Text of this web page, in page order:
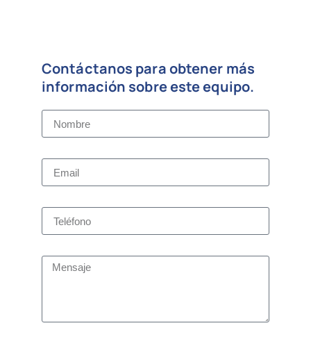
Contáctanos para obtener más
información sobre este equipo.